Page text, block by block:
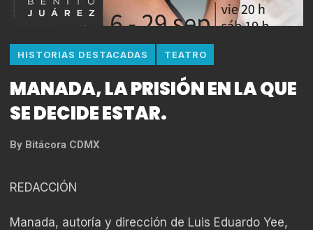
HISTORIAS DESTACADAS TEATRO
MANADA, LA PRISIÓN EN LA QUE
SE DECIDE ESTAR.
By Bitácora CDMX
REDACCIÓN
Manada, autoría y dirección de Luis Eduardo Yee,